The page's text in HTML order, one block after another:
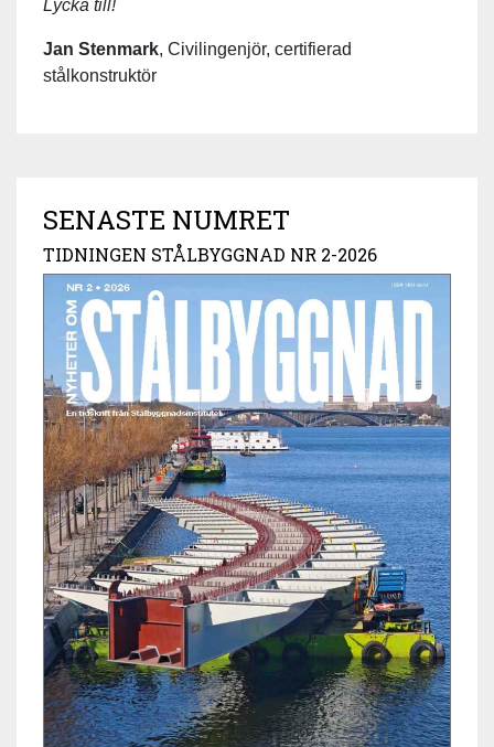
Lycka till!
Jan Stenmark, Civilingenjör, certifierad
stålkonstruktör
SENASTE NUMRET
TIDNINGEN STÅLBYGGNAD NR 2-2026